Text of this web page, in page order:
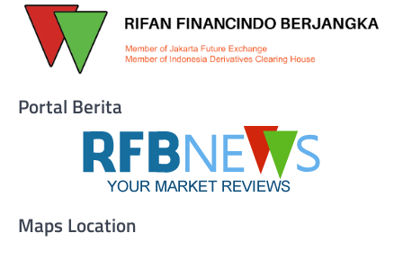
Portal Berita
Maps Location